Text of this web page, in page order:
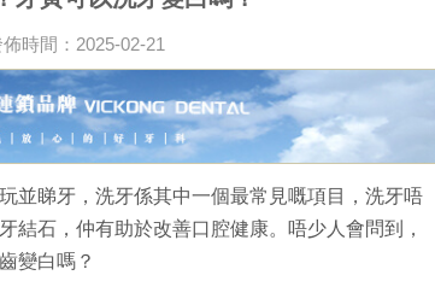
佈時間：2025-02-21
並睇牙，洗牙係其中一個最常見嘅項目，洗牙唔
結石，仲有助於改善口腔健康。唔少人會問到，
變白嗎？